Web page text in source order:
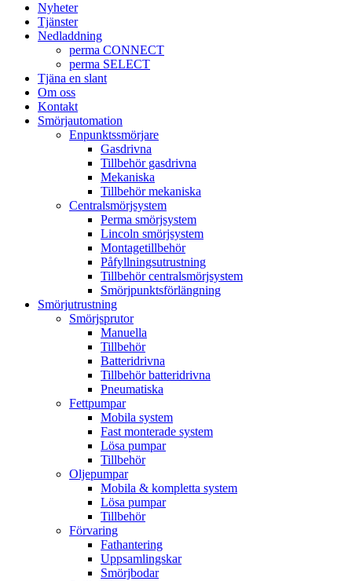
Nyheter
Tjänster
Nedladdning
perma CONNECT
perma SELECT
Tjäna en slant
Om oss
Kontakt
Smörjautomation
Enpunktssmörjare
Gasdrivna
Tillbehör gasdrivna
Mekaniska
Tillbehör mekaniska
Centralsmörjsystem
Perma smörjsystem
Lincoln smörjsystem
Montagetillbehör
Påfyllningsutrustning
Tillbehör centralsmörjsystem
Smörjpunktsförlängning
Smörjutrustning
Smörjsprutor
Manuella
Tillbehör
Batteridrivna
Tillbehör batteridrivna
Pneumatiska
Fettpumpar
Mobila system
Fast monterade system
Lösa pumpar
Tillbehör
Oljepumpar
Mobila & kompletta system
Lösa pumpar
Tillbehör
Förvaring
Fathantering
Uppsamlingskar
Smörjbodar